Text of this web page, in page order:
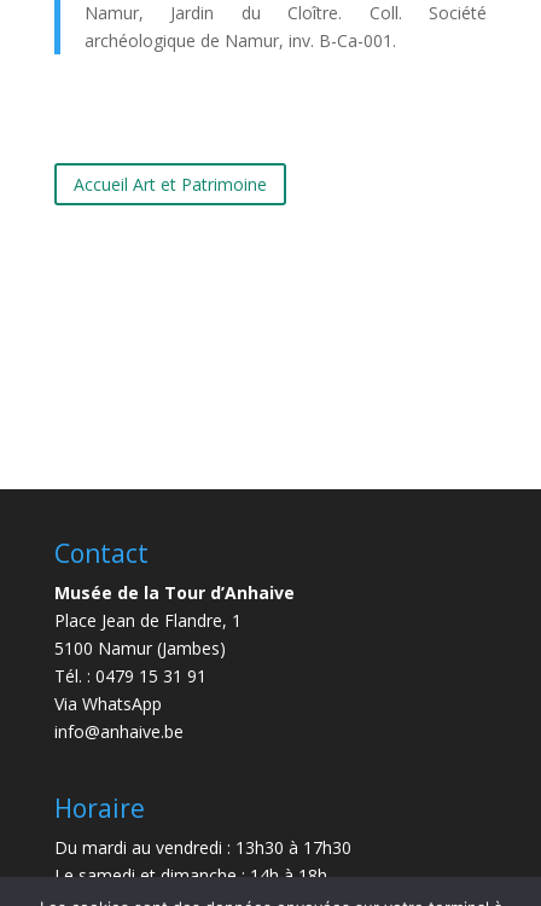
Namur, Jardin du Cloître. Coll. Société
archéologique de Namur, inv. B-Ca-001.
Accueil Art et Patrimoine
Contact
Musée de la Tour d’Anhaive
Place Jean de Flandre, 1
5100 Namur (Jambes)
Tél. : 0479 15 31 91
Via WhatsApp
info@anhaive.be
Horaire
Du mardi au vendredi : 13h30 à 17h30
Le samedi et dimanche : 14h à 18h